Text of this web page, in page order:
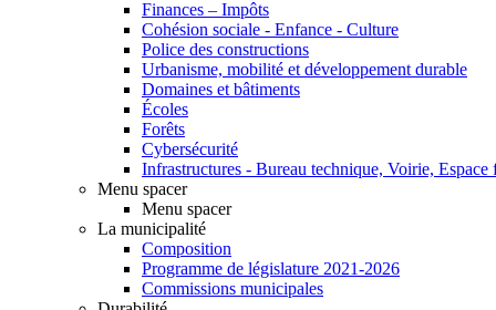
Finances – Impôts
Cohésion sociale - Enfance - Culture
Police des constructions
Urbanisme, mobilité et développement durable
Domaines et bâtiments
Écoles
Forêts
Cybersécurité
Infrastructures - Bureau technique, Voirie, Espace
Menu spacer
Menu spacer
La municipalité
Composition
Programme de législature 2021-2026
Commissions municipales